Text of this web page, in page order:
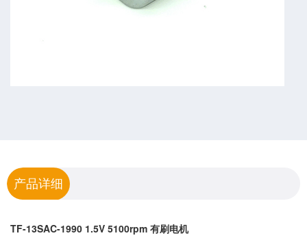
产品详细
TF-13SAC-1990 1.5V 5100rpm 有刷电机